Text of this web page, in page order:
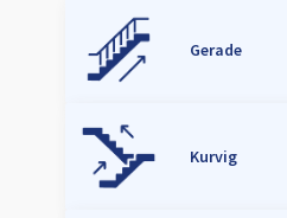
Gerade
Kurvig